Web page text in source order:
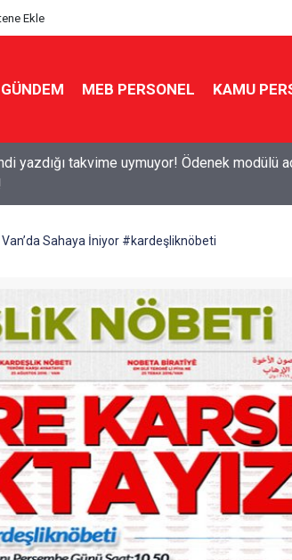
Ekle
GÜNDEM MEB PERSONEL KAMU
ücretli öğretmenlik: Kimler başvurabilir, nasıl
Van’da Sahaya İniyor #kardeşliknöbeti